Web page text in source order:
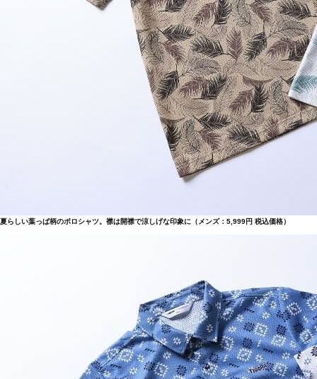
夏らしい葉っぱ柄のポロシャツ。襟は開襟で涼しげな印象に（メンズ：5,999円 税込価格）